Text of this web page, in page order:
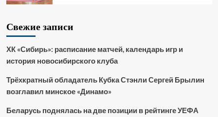
Свежие записи
ХК «Сибирь»: расписание матчей, календарь игр и
история новосибирского клуба
Трёхкратный обладатель Кубка Стэнли Сергей Брылин
возглавил минское «Динамо»
Беларусь поднялась на две позиции в рейтинге УЕФА